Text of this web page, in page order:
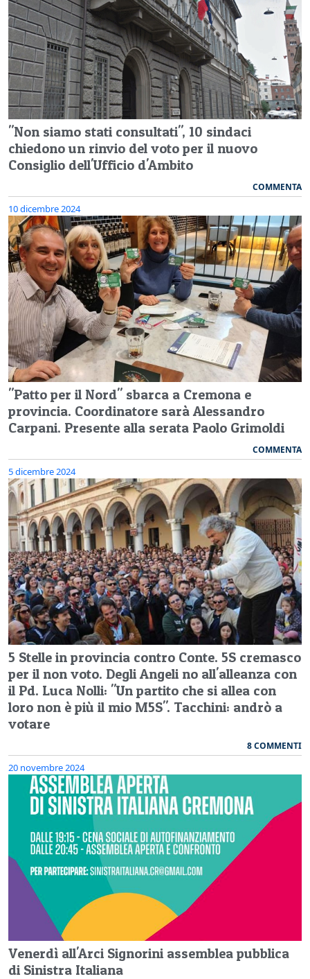
"Non siamo stati consultati", 10 sindaci
chiedono un rinvio del voto per il nuovo
Consiglio dell'Ufficio d'Ambito
COMMENTA
10 dicembre 2024
"Patto per il Nord" sbarca a Cremona e
provincia. Coordinatore sarà Alessandro
Carpani. Presente alla serata Paolo Grimoldi
COMMENTA
5 dicembre 2024
5 Stelle in provincia contro Conte. 5S cremasco
per il non voto. Degli Angeli no all'alleanza con
il Pd. Luca Nolli: "Un partito che si allea con
loro non è più il mio M5S". Tacchini: andrò a
votare
8 COMMENTI
20 novembre 2024
Venerdì all'Arci Signorini assemblea pubblica
di Sinistra Italiana